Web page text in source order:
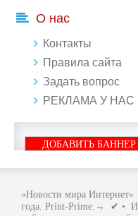
О нас
Контакты
Правила сайта
Задать вопрос
РЕКЛАМА У НАС
ДОБАВИТЬ БАННЕР
«Новости мира Интернет»
года. Print-Prime.→ ✔ •